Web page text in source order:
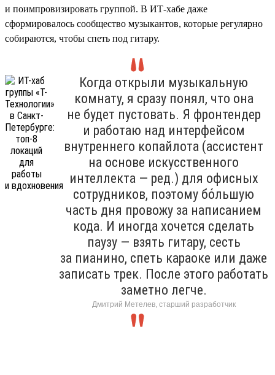
и поимпровизировать группой. В ИТ-хабе даже
сформировалось сообщество музыкантов, которые регулярно
собираются, чтобы спеть под гитару.
Когда открыли музыкальную
комнату, я сразу понял, что она
не будет пустовать. Я фронтендер
и работаю над интерфейсом
внутреннего копайлота (ассистент
на основе искусственного
интеллекта — ред.) для офисных
сотрудников, поэтому бо́льшую
часть дня провожу за написанием
кода. И иногда хочется сделать
паузу — взять гитару, сесть
за пианино, спеть караоке или даже
записать трек. После этого работать
заметно легче.
Дмитрий Метелев, старший разработчик